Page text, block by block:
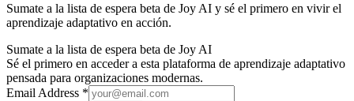
Sumate a la lista de espera beta de Joy AI y sé el primero en vivir el
aprendizaje adaptativo en acción.
Sumate a la lista de espera beta de Joy AI
Sé el primero en acceder a esta plataforma de aprendizaje adaptativo
pensada para organizaciones modernas.
Email Address *